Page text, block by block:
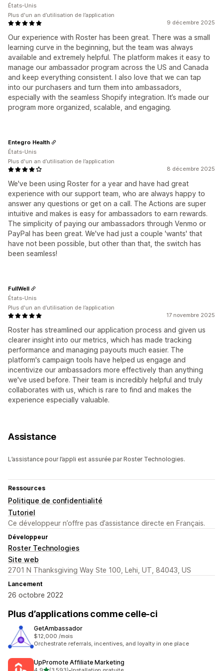
9 décembre 2025
Our experience with Roster has been great. There was a small
learning curve in the beginning, but the team was always
available and extremely helpful. The platform makes it easy to
manage our ambassador program across the US and Canada
and keep everything consistent. I also love that we can tap
into our purchasers and turn them into ambassadors,
especially with the seamless Shopify integration. It’s made our
program more organized, scalable, and engaging.
États-Unis
Plus d'un an d’utilisation de l’application
8 décembre 2025
We've been using Roster for a year and have had great
experience with our support team, who are always happy to
answer any questions or get on a call. The Actions are super
intuitive and makes is easy for ambassadors to earn rewards.
The simplicity of paying our ambassadors through Venmo or
PayPal has been great. We've had just a couple 'wants' that
have not been possible, but other than that, the switch has
been seamless!
Entegro Health
États-Unis
Plus d'un an d’utilisation de l’application
17 novembre 2025
Roster has streamlined our application process and given us
clearer insight into our metrics, which has made tracking
performance and managing payouts much easier. The
platform's campaign tools have helped us engage and
incentivize our ambassadors more effectively than anything
we've used before. Their team is incredibly helpful and truly
collaborates with us, which is rare to find and makes the
experience especially valuable.
FullWell
États-Unis
Plus d'un an d’utilisation de l’application
Assistance
L’assistance pour l’appli est assurée par Roster Technologies.
Ressources
Politique de confidentialité
Tutoriel
Ce développeur n’offre pas d’assistance directe en Français.
Développeur
Roster Technologies
Site web
2701 N Thanksgiving Way Ste 100, Lehi, UT, 84043, US
Lancement
26 octobre 2022
Plus d’applications comme celle-ci
GetAmbassador
$12,000 /mois
Orchestrate referrals, incentives, and loyalty in one place
UpPromote Affiliate Marketing